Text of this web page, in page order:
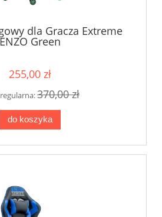
dla Gracza Extreme
ENZO Green
255,00 zł
370,00 zł
do koszyka